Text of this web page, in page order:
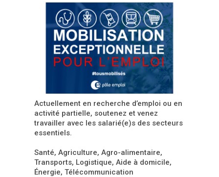
Actuellement en recherche d’emploi ou en
activité partielle, soutenez et venez
travailler avec les salarié(e)s des secteurs
essentiels.
Santé, Agriculture, Agro-alimentaire,
Transports, Logistique, Aide à domicile,
Énergie, Télécommunication